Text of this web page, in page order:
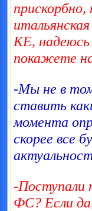
прискорбно,
КЕ, надеюсь
покажете
-Мы не в
ставить
момента
скорее все
-Поступали
ФС? Если